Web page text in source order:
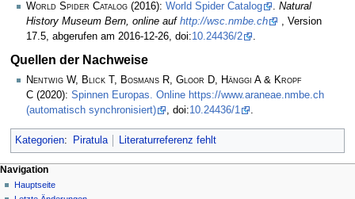
World Spider Catalog (2016): World Spider Catalog . Natural
History Museum Bern, online auf http://wsc.nmbe.ch
, Version
17.5, abgerufen am 2016-12-26, doi:10.24436/2 .
Quellen der Nachweise
Nentwig W, Blick T, Bosmans R, Gloor D, Hänggi A & Kropf
C (2020): Spinnen Europas. Online https://www.araneae.nmbe.ch
(automatisch synchronisiert)
, doi:10.24436/1 .
Kategorien: Piratula Literaturreferenz fehlt
Navigation
Hauptseite